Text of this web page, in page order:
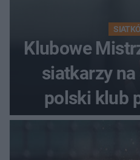
Klubowe
siatkarzy
polski klub